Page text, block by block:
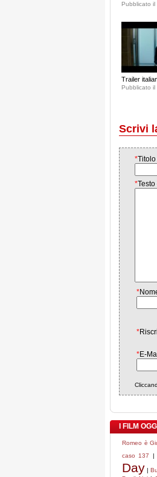
Pubblicato
Trailer
Pubblicato
Scrivi
*
*
*
*
*E-
I FILM
Romeo è
caso 137
Day |